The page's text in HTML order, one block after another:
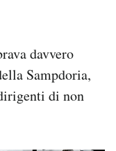
davvero
Sampdoria,
di non